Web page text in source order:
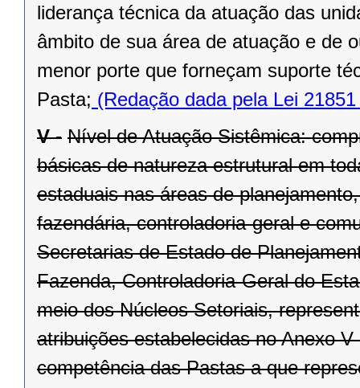
liderança técnica da atuação das
âmbito de sua área de atuação e de
menor porte que forneçam suporte
Pasta; (Redação dada pela Lei
V - Nível de Atuação Sistêmica:
básicas de natureza estrutural em
estaduais nas áreas de
fazendária, controladoria-geral e
Secretarias de Estado de
Fazenda, Controladoria-Geral do
meio dos Núcleos Setoriais,
atribuições estabelecidas no Anexo
competência das Pastas a que